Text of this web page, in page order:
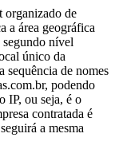
organizado de
a área geográfica
nível
único da
sequência de nomes
podendo
IP, ou seja, é o
contratada é
a mesma